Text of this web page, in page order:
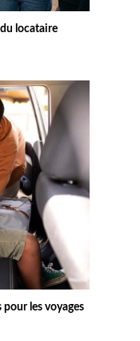
locataire
pour les voyages